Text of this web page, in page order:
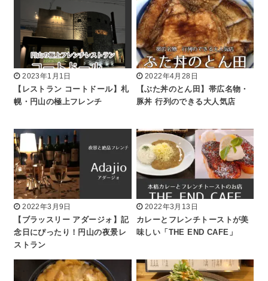
2023年1月1日
【レストラン コートドール】札
幌・円山の極上フレンチ
2022年4月28日
【ぶた丼のとん田】帯広名物・
豚丼 行列のできる大人気店
2022年3月9日
【ブラッスリー アダージォ】記
念日にぴったり！円山の夜景レ
ストラン
2022年3月13日
カレーとフレンチトーストが美
味しい「THE END CAFE」